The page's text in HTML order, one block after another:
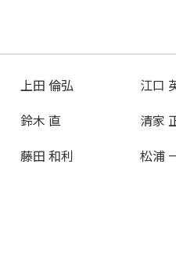
上田 倫弘 江口
鈴木 直 清家
藤田 和利 松浦